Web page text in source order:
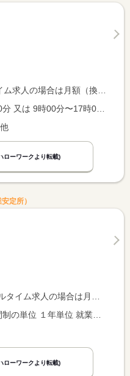
、パート求人の場合は時間額を表示しています。
ローワークより転載)
定所）
パート求人の場合は時間額を表示しています。
ローワークより転載)